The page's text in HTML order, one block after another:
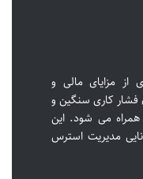
از مزایای مالی و
کاری سنگین و
همراه می شود. این
مدیریت استرس